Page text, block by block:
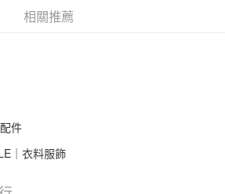
相關推薦
件
｜衣料服飾